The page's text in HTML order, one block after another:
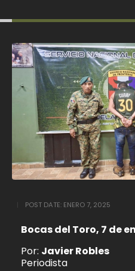
POST DATE: ENERO 7, 2025
Bocas del Toro, 7 de
Por: Javier Robles
Periodista